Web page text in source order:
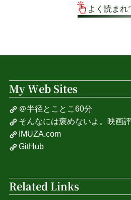
よく読まれ
My Web Sites
＠半径とことこ60分
そんなには褒めないよ。映画評
IMUZA.com
GitHub
Related Links